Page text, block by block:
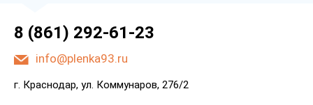
8 (861) 292-61-23
info@plenka93.ru
г. Краснодар, ул. Коммунаров, 276/2